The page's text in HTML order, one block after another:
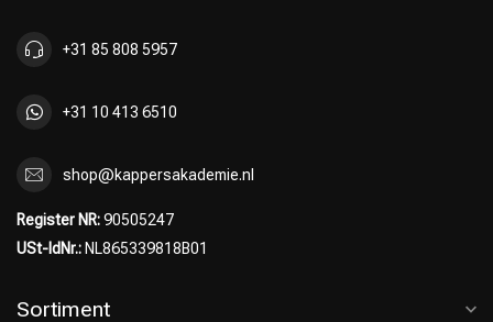
+31 85 808 5957
+31 10 413 6510
shop@kappersakademie.nl
Register NR:90505247
USt-IdNr.: NL865339818B01
Sortiment